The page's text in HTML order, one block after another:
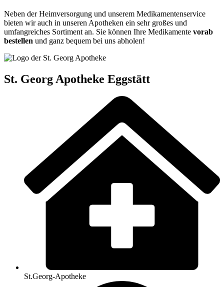
Neben der Heimversorgung und unserem Medikamentenservice
bieten wir auch in unseren Apotheken ein sehr großes und
umfangreiches Sortiment an. Sie können Ihre Medikamente vorab
bestellen und ganz bequem bei uns abholen!
St. Georg Apotheke Eggstätt
St.Georg-Apotheke